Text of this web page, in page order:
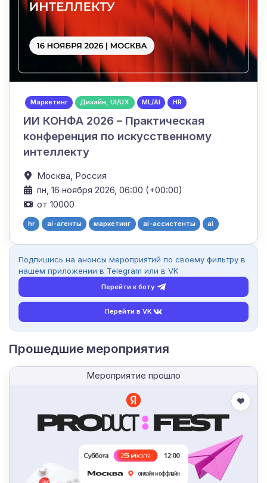
Маркетинг Дизайн, UI/UX ML/AI HR
ИИ КОНФА 2026 – Практическая
конференция по искусственному
интеллекту
Москва, Россия
пн, 16 ноября 2026, 06:00 (+00:00)
от 10000
hr ai-агенты маркетинг ai-ассистенты ai
Подпишись на анонсы мероприятий по своему фильтру в
нашем приложении в Telegram или в VK
Перейти к боту
Перейти в VK
Прошедшие мероприятия
Мероприятие прошло